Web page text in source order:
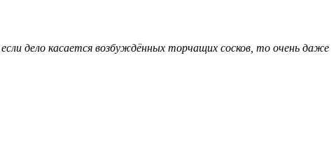
дело касается возбуждённых торчащих сосков, то очень даже